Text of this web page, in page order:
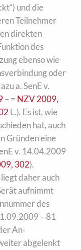
und die
Teilnehmer
direkten
des
ebenso wie
oder
a. SenE v.
– = NZV 2009,
L.). Es ist, wie
hat, auch
Gründen eine
v. 14.04.2009
302).
daher auch
aufnimmt
des
– 81
An­
abgelenkt